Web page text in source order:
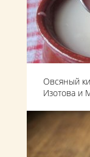
Овсяный
Изотова и